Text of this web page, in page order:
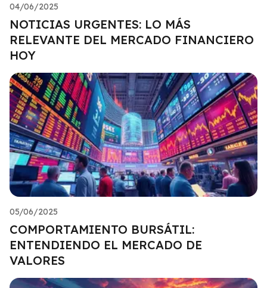
04/06/2025
NOTICIAS URGENTES: LO MÁS
RELEVANTE DEL MERCADO FINANCIERO
HOY
05/06/2025
COMPORTAMIENTO BURSÁTIL:
ENTENDIENDO EL MERCADO DE
VALORES